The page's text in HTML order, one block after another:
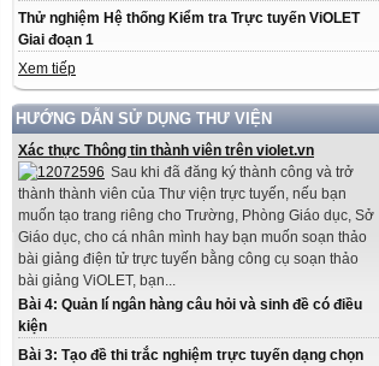
Thử nghiệm Hệ thống Kiểm tra Trực tuyến ViOLET
Giai đoạn 1
Xem tiếp
HƯỚNG DẪN SỬ DỤNG THƯ VIỆN
Xác thực Thông tin thành viên trên violet.vn
Sau khi đã đăng ký thành công và trở
thành thành viên của Thư viện trực tuyến, nếu bạn
muốn tạo trang riêng cho Trường, Phòng Giáo dục, Sở
Giáo dục, cho cá nhân mình hay bạn muốn soạn thảo
bài giảng điện tử trực tuyến bằng công cụ soạn thảo
bài giảng ViOLET, bạn...
Bài 4: Quản lí ngân hàng câu hỏi và sinh đề có điều
kiện
Bài 3: Tạo đề thi trắc nghiệm trực tuyến dạng chọn